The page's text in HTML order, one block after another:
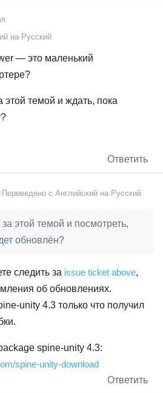
на Русский
— это маленький
этой темой и ждать, пока
Ответить
Переведено с Английский на Русский
этой темой и посмотреть,
обновлён?
следить за issue ticket above,
об обновлениях.
unity 4.3 только что получил
spine-unity 4.3:
spine-unity-download
Ответить